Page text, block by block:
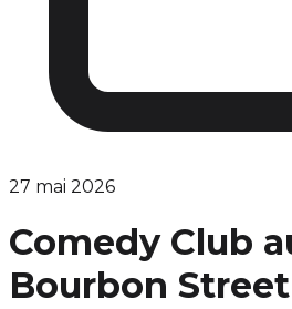
27 mai 2026
Comedy Club
Bourbon Street